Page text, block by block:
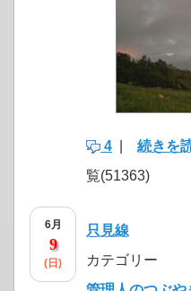
4 続きを
覧(51363)
6月
9
(日)
只見線
カテゴリー